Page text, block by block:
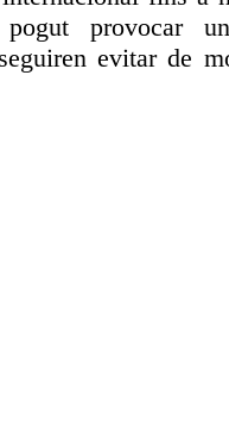
provocar
evitar de